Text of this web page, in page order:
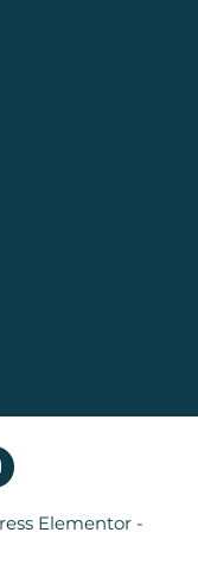
Elementor -